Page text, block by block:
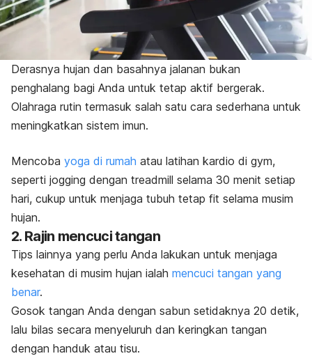
Derasnya hujan dan basahnya jalanan bukan
penghalang bagi Anda untuk tetap aktif bergerak.
Olahraga rutin termasuk salah satu cara sederhana untuk
meningkatkan sistem imun.
Mencoba yoga di rumah atau latihan kardio di gym,
seperti jogging dengan treadmill selama 30 menit setiap
hari, cukup untuk menjaga tubuh tetap fit selama musim
hujan.
2. Rajin mencuci tangan
Tips lainnya yang perlu Anda lakukan untuk menjaga
kesehatan di musim hujan ialah mencuci tangan yang
benar.
Gosok tangan Anda dengan sabun setidaknya 20 detik,
lalu bilas secara menyeluruh dan keringkan tangan
dengan handuk atau tisu.